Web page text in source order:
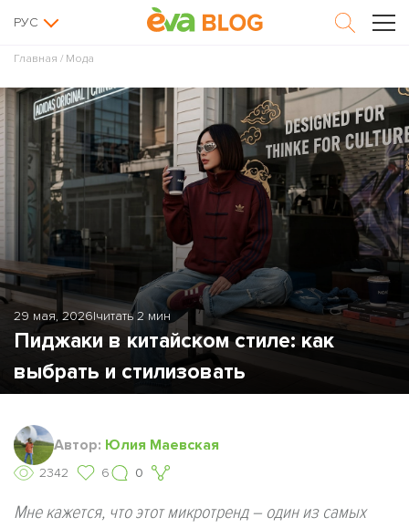
РУС
Главная / Мода
29 мая, 2026|читать 2 мин
Пиджаки в китайском стиле: как
выбрать и стилизовать
Автор: Юлия Маевская
2342 6 0
Мне кажется, что этот микротренд – один из самых